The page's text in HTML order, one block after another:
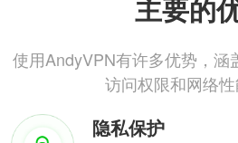
主要的
使用AndyVPN有许多优势，涵
访问权限和网络
隐私保护